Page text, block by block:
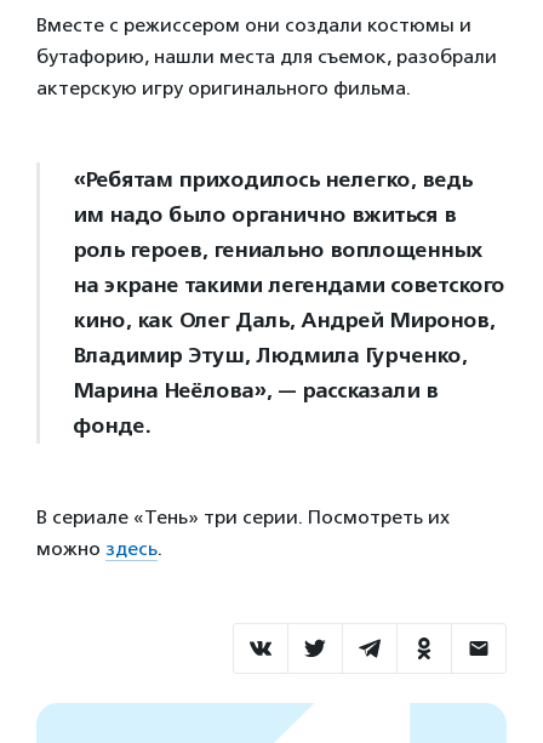
Вместе с режиссером они создали костюмы и
бутафорию, нашли места для съемок, разобрали
актерскую игру оригинального фильма.
«Ребятам приходилось нелегко, ведь
им надо было органично вжиться в
роль героев, гениально воплощенных
на экране такими легендами советского
кино, как Олег Даль, Андрей Миронов,
Владимир Этуш, Людмила Гурченко,
Марина Неёлова», — рассказали в
фонде.
В сериале «Тень» три серии. Посмотреть их
можно здесь.